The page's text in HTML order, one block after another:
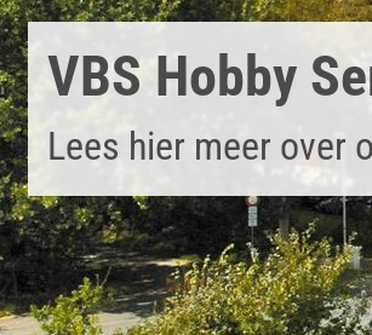
VBS Hobby
Lees hier meer over